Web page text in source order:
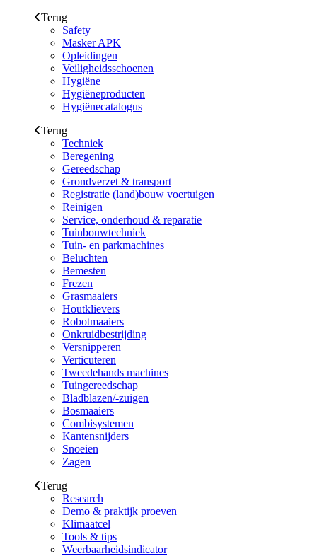
Terug
Safety
Masker APK
Opleidingen
Veiligheidsschoenen
Hygiëne
Hygiëneproducten
Hygiënecatalogus
Terug
Techniek
Beregening
Gereedschap
Grondverzet & transport
Registratie (land)bouw voertuigen
Reinigen
Service, onderhoud & reparatie
Tuinbouwtechniek
Tuin- en parkmachines
Beluchten
Bemesten
Frezen
Grasmaaiers
Houtklievers
Robotmaaiers
Onkruidbestrijding
Versnipperen
Verticuteren
Tweedehands machines
Tuingereedschap
Bladblazen/-zuigen
Bosmaaiers
Combisystemen
Kantensnijders
Snoeien
Zagen
Terug
Research
Demo & praktijk proeven
Klimaatcel
Tools & tips
Weerbaarheidsindicator